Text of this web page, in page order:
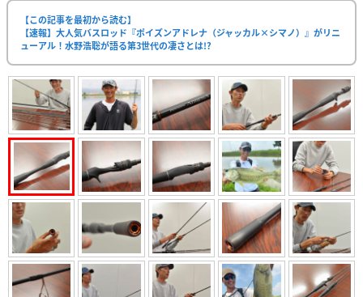
【この記事を最初から読む】
【速報】大人気バスロッド『ポイズンアドレナ（ジャッカル×シマノ）』がリニ
ューアル！水野浩聡が語る第3世代の凄さとは!?